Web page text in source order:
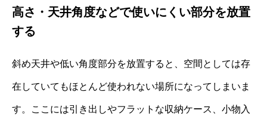
高さ・天井角度などで使いにくい部分を放置
する
斜め天井や低い角度部分を放置すると、空間としては存
在していてもほとんど使われない場所になってしまいま
す。ここには引き出しやフラットな収納ケース、小物入